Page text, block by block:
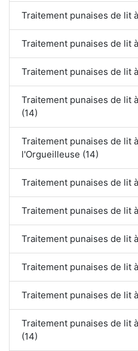
Traitement punaises de lit
Traitement punaises de lit
Traitement punaises de lit
Traitement punaises de lit
(14)
Traitement punaises de lit
l'Orgueilleuse (14)
Traitement punaises de lit
Traitement punaises de lit
Traitement punaises de lit
Traitement punaises de lit
Traitement punaises de lit
Traitement punaises de lit
(14)